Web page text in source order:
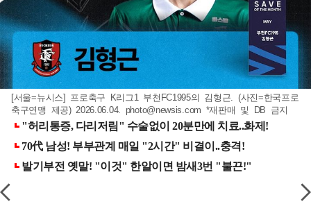
[서울=뉴시스] 프로축구 K리그1 부천FC1995의 김형근. (사진=한국프로
축구연맹 제공) 2026.06.04. photo@newsis.com *재판매 및 DB 금지